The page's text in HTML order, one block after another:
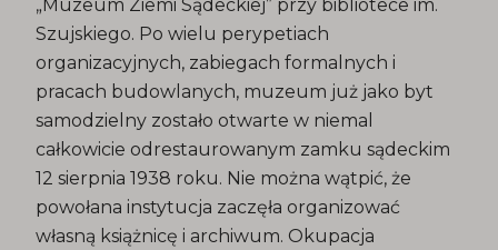
„Muzeum Ziemi Sądeckiej” przy bibliotece im.
Szujskiego. Po wielu perypetiach
organizacyjnych, zabiegach formalnych i
pracach budowlanych, muzeum już jako byt
samodzielny zostało otwarte w niemal
całkowicie odrestaurowanym zamku sądeckim
12 sierpnia 1938 roku. Nie można wątpić, że
powołana instytucja zaczęła organizować
własną książnicę i archiwum. Okupacja